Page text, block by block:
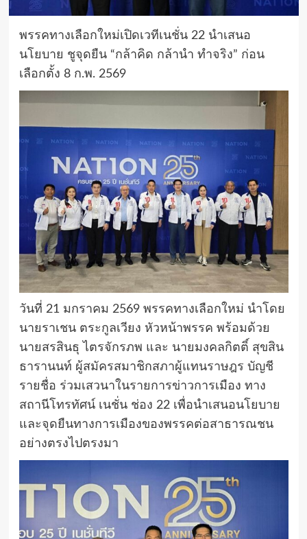
พรรคทางเลือกใหม่เปิดเวทีเนชั่น 22 นำเสนอ
นโยบาย ชูจุดยืน “กล้าคิด กล้านำ ทำจริง” ก่อน
เลือกตั้ง 8 ก.พ. 2569
วันที่ 21 มกราคม 2569 พรรคทางเลือกใหม่ นำโดย
นายราเชน ตระกูลเวียง หัวหน้าพรรค พร้อมด้วย
นายสรสินธุ ไตรจักรภพ และ นายมงคลกิตติ์ สุขสิน
ธารานนท์ ผู้สมัครสมาชิกสภาผู้แทนราษฎร บัญชี
รายชื่อ ร่วมเสวนาในรายการข่าวการเมือง ทาง
สถานีโทรทัศน์ เนชั่น ช่อง 22 เพื่อนำเสนอนโยบาย
และจุดยืนทางการเมืองของพรรคต่อสาธารณชน
อย่างตรงไปตรงมา